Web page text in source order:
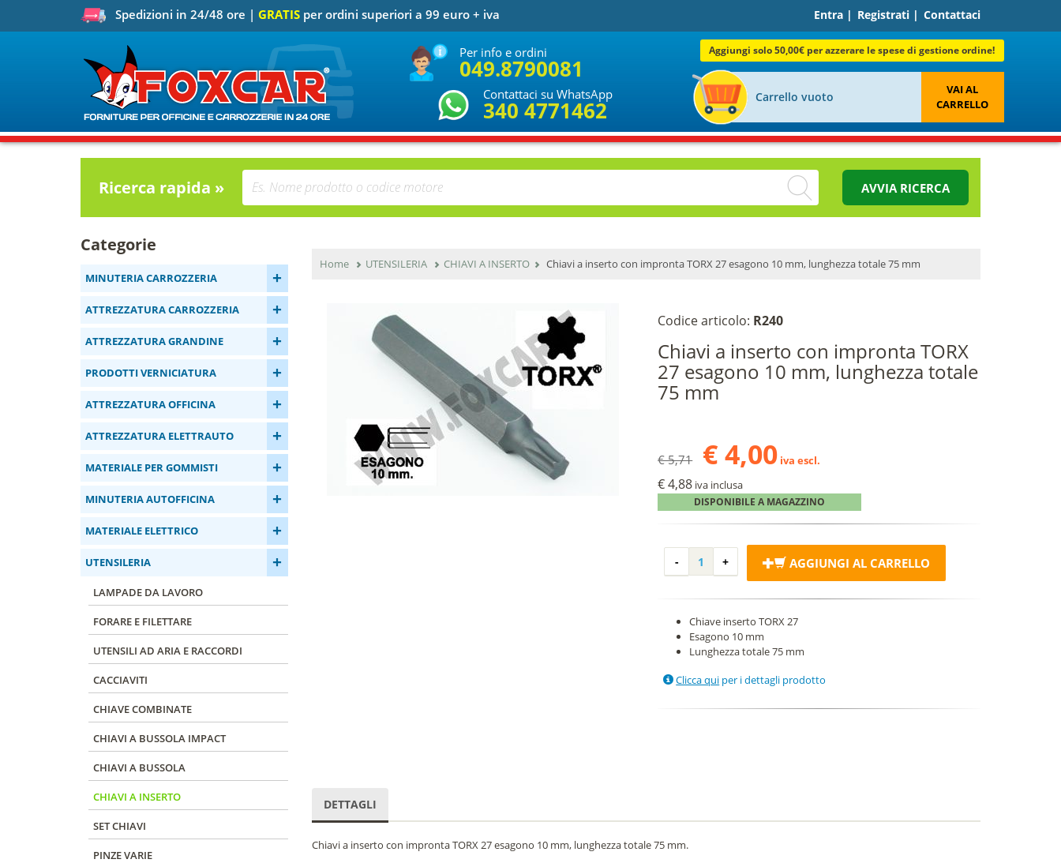
Spedizioni in 24/48 ore | GRATIS per ordini superiori a 99 euro + iva Entra| Registrati| Contattaci
Per info e ordini
049.8790081
Contattaci su WhatsApp
340 4771462
Aggiungi solo 50,00€ per azzerare le spese di gestione ordine!
Carrello vuoto
VAI AL
CARRELLO
Ricerca rapida » AVVIA RICERCA
Categorie
MINUTERIA CARROZZERIA +
ATTREZZATURA CARROZZERIA +
ATTREZZATURA GRANDINE +
PRODOTTI VERNICIATURA +
ATTREZZATURA OFFICINA +
ATTREZZATURA ELETTRAUTO +
MATERIALE PER GOMMISTI +
MINUTERIA AUTOFFICINA +
MATERIALE ELETTRICO +
UTENSILERIA +
LAMPADE DA LAVORO
FORARE E FILETTARE
UTENSILI AD ARIA E RACCORDI
CACCIAVITI
CHIAVE COMBINATE
CHIAVI A BUSSOLA IMPACT
CHIAVI A BUSSOLA
CHIAVI A INSERTO
SET CHIAVI
PINZE VARIE
Home UTENSILERIA CHIAVI A INSERTO Chiavi a inserto con impronta TORX 27 esagono 10 mm, lunghezza totale 75 mm
Codice articolo: R240
Chiavi a inserto con impronta TORX
27 esagono 10 mm, lunghezza totale
75 mm
€ 5,71 € 4,00 iva escl.
€ 4,88 iva inclusa
DISPONIBILE A MAGAZZINO
AGGIUNGI AL CARRELLO
Chiave inserto TORX 27
Esagono 10 mm
Lunghezza totale 75 mm
Clicca qui per i dettagli prodotto
DETTAGLI
Chiavi a inserto con impronta TORX 27 esagono 10 mm, lunghezza totale 75 mm.